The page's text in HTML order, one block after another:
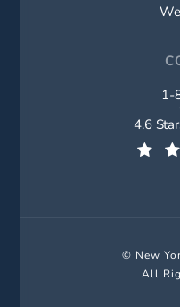
1-
New
4.6
© New
All